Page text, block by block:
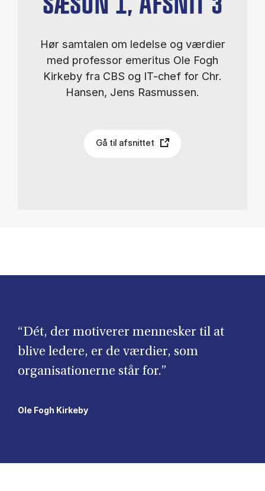
Hør samtalen om ledelse og værdier
med professor emeritus Ole Fogh
Kirkeby fra CBS og IT-chef for Chr.
Hansen, Jens Rasmussen.
Gå til afsnittet
“Dét, der motiverer mennesker til at
blive ledere, er de værdier, som
organisationerne står for.”
Ole Fogh Kirkeby